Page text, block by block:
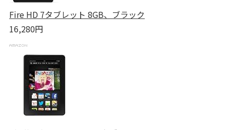
Fire HD 7タブレット 8GB、ブラック
16,280円